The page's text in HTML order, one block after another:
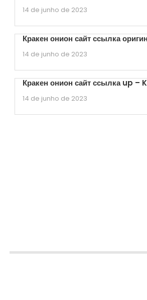
14 de junho de 2023
Кракен онион сайт ссылка
14 de junho de 2023
Кракен онион сайт ссылка up –
14 de junho de 2023